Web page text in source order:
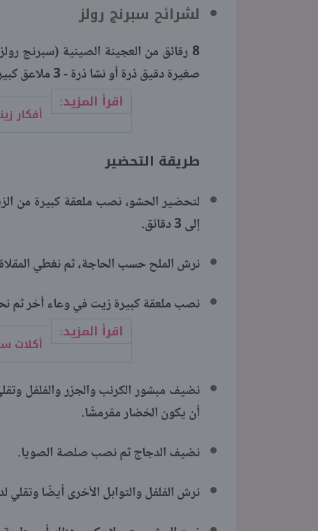
لشرائح سبرنج رولز
8 رقائق من العجينة الصينية (سبرنج
صغيرة دقيق ذرة أو نشا ذرة - 3 ملاعق كبيرة ماء.
اقرأ المزيد:
أفكار
طريقة التحضير
إلى 3 دقائق.
نرش الملح حسب الحاجة، ثم نغطي
نصب ملعقة كبيرة زيت في وعاء أخر ثم
اقرأ المزيد:
أكلات
أن يكون الخضار مقرمشًا.
نضيف الدجاج ثم نصب صلصة الصويا.
نرش الفلفل والتوابل الأخرى أيضًا